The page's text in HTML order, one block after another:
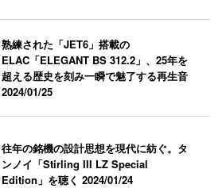
熟練された「JET6」搭載の
ELAC「ELEGANT BS 312.2」、25年を
超える歴史を刻み一瞬で魅了する再生音
2024/01/25
往年の銘機の設計思想を現代に紡ぐ。タ
ンノイ「Stirling III LZ Special
Edition」を聴く2024/01/24